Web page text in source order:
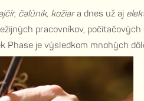
čalúnik, kožiara dnes už aj
pracovníkov,
Phase je výsledkom mnohých